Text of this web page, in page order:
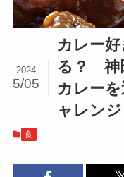
カレー
る？ 神
カレー
ャレンジ
2024
5/05
食